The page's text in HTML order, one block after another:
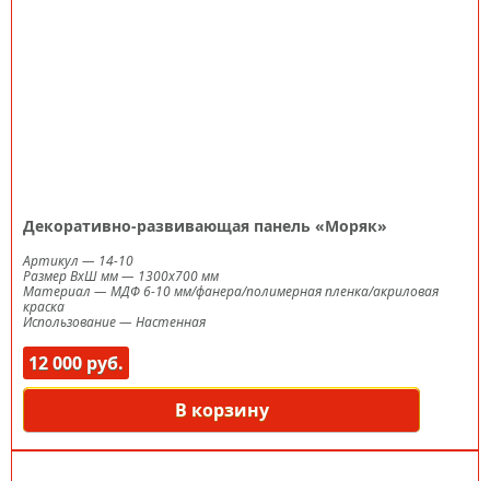
Декоративно-развивающая панель «Моряк»
Артикул — 14-10
Размер ВxШ мм— 1300х700 мм
Материал — МДФ 6-10 мм/фанера/полимерная пленка/акриловая
краска
Использование— Настенная
12 000 руб.
В корзину